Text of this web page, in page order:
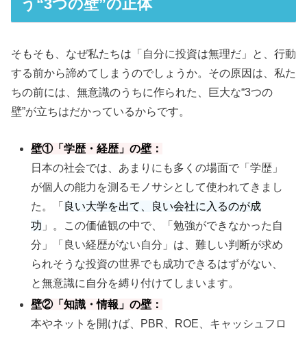
う“3つの壁”の正体
そもそも、なぜ私たちは「自分に投資は無理だ」と、行動
する前から諦めてしまうのでしょうか。その原因は、私た
ちの前には、無意識のうちに作られた、巨大な“3つの
壁”が立ちはだかっているからです。
壁①「学歴・経歴」の壁：
日本の社会では、あまりにも多くの場面で「学歴」
が個人の能力を測るモノサシとして使われてきまし
た。「 良い大学を出て、良い会社に入るのが成
功 」。この価値観の中で、「勉強ができなかった自
分」「良い経歴がない自分」は、難しい判断が求め
られそうな投資の世界でも成功できるはずがない、
と無意識に自分を縛り付けてしまいます。
壁②「知識・情報」の壁：
本やネットを開けば、PBR、ROE、キャッシュフロ